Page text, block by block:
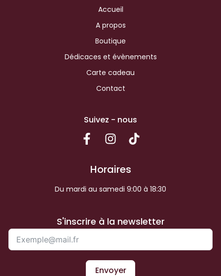
Accueil
A propos
Boutique
Dédicaces et évènements
Carte cadeau
Contact
Suivez - nous
Horaires
Du mardi au samedi 9:00 à 18:30
S'inscrire à la newsletter
Envoyer